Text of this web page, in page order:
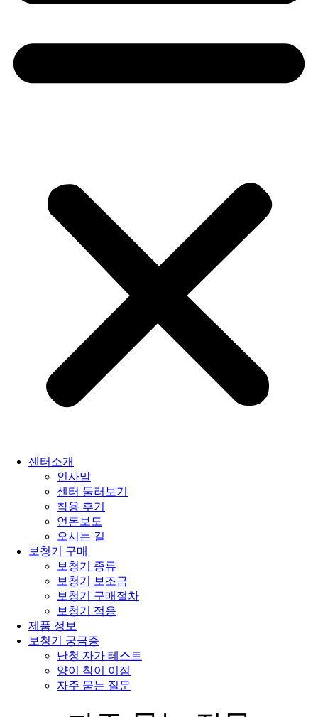
센터소개
인사말
센터 둘러보기
착용 후기
언론보도
오시는 길
보청기 구매
보청기 종류
보청기 보조금
보청기 구매절차
보청기 적응
제품 정보
보청기 궁금증
난청 자가 테스트
양이 착이 이점
자주 묻는 질문